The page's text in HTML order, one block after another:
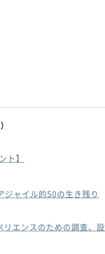
ト】
ャイル的50の生き残り
エンスのための調査、設